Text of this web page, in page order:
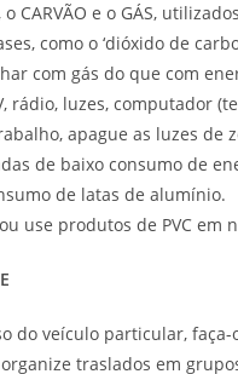
o CARVÃO e o GÁS,
como o ‘dióxido de
com gás do que com
rádio, luzes, computador
apague as luzes de
de baixo consumo de
de latas de alumínio.
use produtos de PVC em
do veículo particular, faça-
traslados em